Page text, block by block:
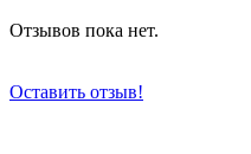
Отзывов пока нет.
Оставить отзыв!